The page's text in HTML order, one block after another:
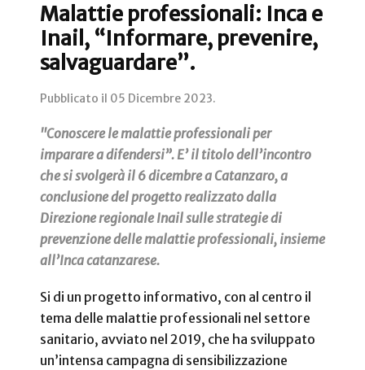
Malattie professionali: Inca e
Inail, “Informare, prevenire,
salvaguardare”.
Pubblicato il 05 Dicembre 2023.
"Conoscere le malattie professionali per
imparare a difendersi”. E’ il titolo dell’incontro
che si svolgerà il 6 dicembre a Catanzaro, a
conclusione del progetto realizzato dalla
Direzione regionale Inail sulle strategie di
prevenzione delle malattie professionali, insieme
all’Inca catanzarese.
Si di un progetto informativo, con al centro il
tema delle malattie professionali nel settore
sanitario, avviato nel 2019, che ha sviluppato
un’intensa campagna di sensibilizzazione